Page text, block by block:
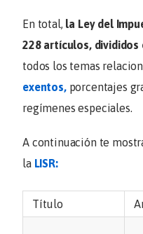
En total, la Ley del
228 artículos,
todos los temas
exentos, porcentajes
regímenes especiales.
A continuación te
laLISR:
Título